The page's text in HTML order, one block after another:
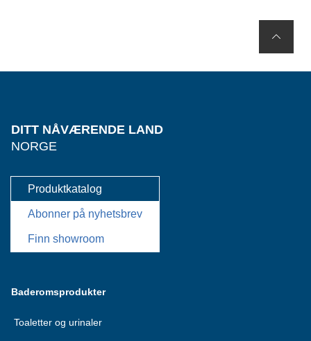
DITT NÅVÆRENDE LAND
NORGE
Produktkatalog
Abonner på nyhetsbrev
Finn showroom
Baderomsprodukter
Toaletter og urinaler